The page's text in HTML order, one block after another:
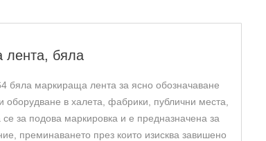
лента, бяла
бяла маркираща лента за ясно обозначаване
оборудване в халета, фабрики, публични места,
за подова маркировка и е предназначена за
преминаването през които изисква завишено